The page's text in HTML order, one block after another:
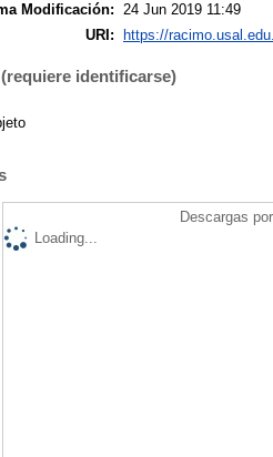
Modificación:
24 Jun 2019 11:49
URI:
https://
identificarse)
Descargas
Loading...